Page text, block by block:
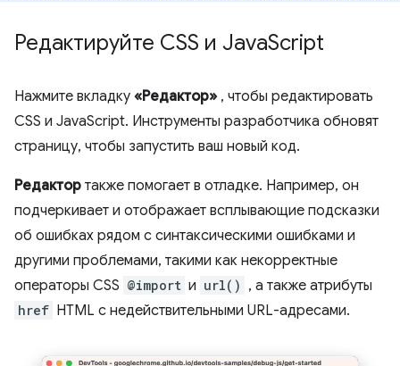
Редактируйте CSS и JavaScript
Нажмите вкладку «Редактор» , чтобы редактировать
CSS и JavaScript. Инструменты разработчика обновят
страницу, чтобы запустить ваш новый код.
Редактор также помогает в отладке. Например, он
подчеркивает и отображает всплывающие подсказки
об ошибках рядом с синтаксическими ошибками и
другими проблемами, такими как некорректные
операторы CSS @import и url() , а также атрибуты
href HTML с недействительными URL-адресами.